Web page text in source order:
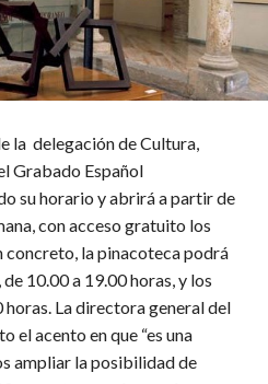
la delegación de Cultura,
Grabado Español
su horario y abrirá a partir de
con acceso gratuito los
concreto, la pinacoteca podrá
10.00 a 19.00 horas, y los
La directora general del
el acento en que “es una
ampliar la posibilidad de